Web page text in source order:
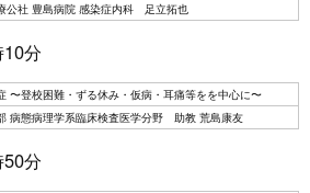
公社 豊島病院 感染症内科 足立拓也
10分
〜登校困難・ずる休み・仮病・耳痛等をを中心に〜
病態病理学系臨床検査医学分野 助教 荒島康友
50分